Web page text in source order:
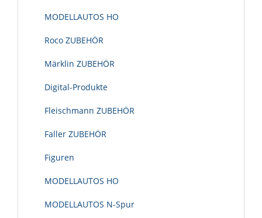
MODELLAUTOS HO
Roco ZUBEHÖR
Märklin ZUBEHÖR
Digital-Produkte
Fleischmann ZUBEHÖR
Faller ZUBEHÖR
Figuren
MODELLAUTOS HO
MODELLAUTOS N-Spur